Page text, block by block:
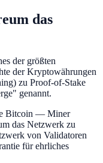
das
der größten
der Kryptowährungen
zu Proof-of-Stake
genannt.
Bitcoin — Miner
das Netzwerk zu
von Validatoren
für ehrliches